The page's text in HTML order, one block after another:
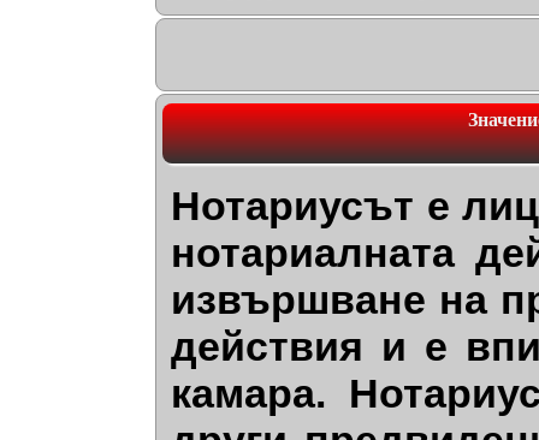
Нотариусът е
нотариалната
извършване на
действия и е
камара.